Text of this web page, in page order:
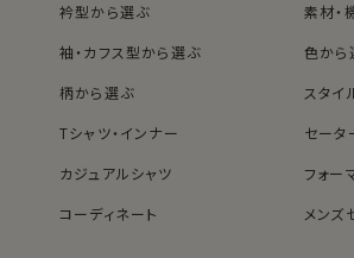
衿型から選ぶ
素材・
袖・カフス型から選ぶ
色から
柄から選ぶ
スタイ
Tシャツ・インナー
セータ
カジュアルシャツ
フォー
コーディネート
メンズ